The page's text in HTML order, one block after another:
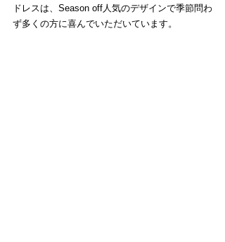
ドレスは、Season off人気のデザインで季節問わ
ず多くの方に喜んでいただいています。